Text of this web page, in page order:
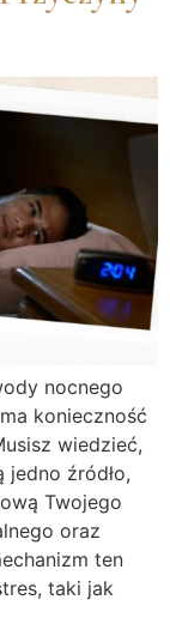
nocnego
konieczność
wiedzieć,
źródło,
Twojego
oraz
ten
taki jak